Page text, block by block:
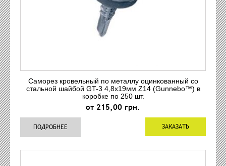
Саморез кровельный по металлу оцинкованный со
стальной шайбой GT-3 4,8x19мм Z14 (Gunnebo™) в
коробке по 250 шт.
от 215,00 грн.
ЗАКАЗАТЬ
ПОДРОБНЕЕ